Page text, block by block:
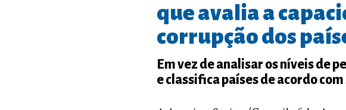
que avalia a
corrupção dos
Em vez de analisar os níveis de
e classifica países de acordo